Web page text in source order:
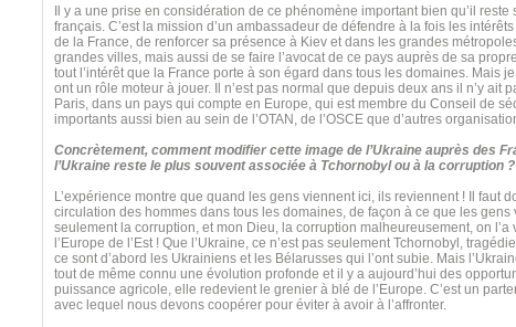
Il y a une prise en considération de ce phénomène important bien qu’il
français. C’est la mission d’un ambassadeur de défendre à la fois les
de la France, de renforcer sa présence à Kiev et dans les grandes
grandes villes, mais aussi de se faire l’avocat de ce pays auprès de sa
tout l’intérêt que la France porte à son égard dans tous les domaines. Mais
ont un rôle moteur à jouer. Il n’est pas normal que depuis deux ans il n’y ait
Paris, dans un pays qui compte en Europe, qui est membre du Conseil de
importants aussi bien au sein de l’OTAN, de l’OSCE que d’autres
Concrètement, comment modifier cette image de l’Ukraine auprès des
l’Ukraine reste le plus souvent associée à Tchornobyl ou à la corruption ?
L’expérience montre que quand les gens viennent ici, ils reviennent ! Il faut
circulation des hommes dans tous les domaines, de façon à ce que les gens
seulement la corruption, et mon Dieu, la corruption malheureusement, on
l’Europe de l’Est ! Que l’Ukraine, ce n’est pas seulement Tchornobyl,
ce sont d’abord les Ukrainiens et les Bélаrusses qui l’ont subie. Mais
tout de même connu une évolution profonde et il y a aujourd’hui des
puissance agricole, elle redevient le grenier à blé de l’Europe. C’est un
avec lequel nous devons coopérer pour éviter à avoir à l’affronter.